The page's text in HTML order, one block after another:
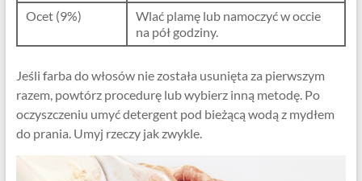
Ocet (9%)
Wlać plamę lub namoczyć w occie
na pół godziny.
Jeśli farba do włosów nie została usunięta za pierwszym
razem, powtórz procedurę lub wybierz inną metodę. Po
oczyszczeniu umyć detergent pod bieżącą wodą z mydłem
do prania. Umyj rzeczy jak zwykle.